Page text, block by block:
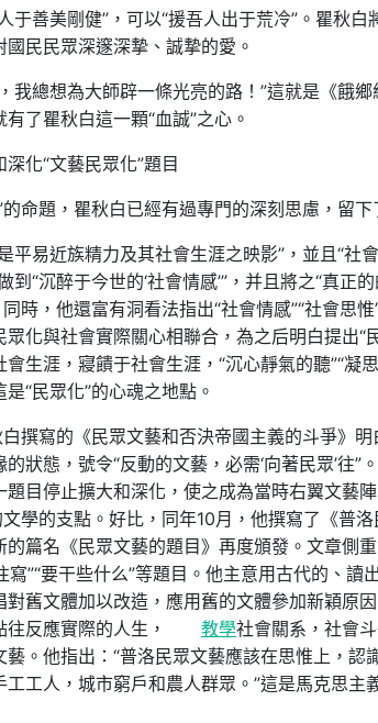
于善美剛健”，可以“援吾人出于荒冷”。瞿秋
民民眾深邃深摯、誠摯的愛。
我總想為大師辟一條光亮的路！”這就是《餓
了瞿秋白這一顆“血誠”之心。
化“文藝民眾化”題目
的命題，瞿秋白已經有過專門的深刻思慮，留下
平易近族精力及其社會生涯之映影”，並且“社
到“沉醉于今世的‘社會情感’”，并且將之“真正
時，他還富有洞看法指出“社會情感”“社會思
化與社會實際關心相聯合，為之后明白提出“
生涯，寢饋于社會生涯，“沉心靜氣的聽”“凝
“民眾化”的心魂之地點。
撰寫的《民眾文藝和否決帝國主義的斗爭》
狀態，號令“反動的文藝，必需‘向著民眾’往
目停止擴大和深化，使之成為當時右翼文藝
文學的支點。好比，同年10月，他撰寫了《普
篇名《民眾文藝的題目》再度頒發。文章側
寫”“要干些什么”等題目。他主意用古代的、
舊文體加以改造，應用舊的文體參加新穎原
反應實際的人生，
教學社會關系，社會
。他指出：“普洛民眾文藝應該在思惟上，
工人，城市窮戶和農人群眾。”這是馬克思主